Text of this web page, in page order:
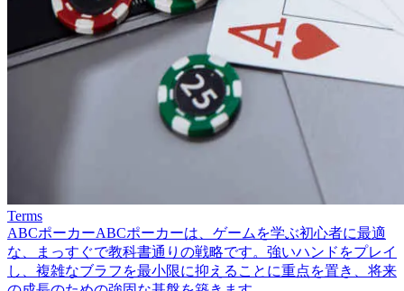
Terms
ABCポーカーABCポーカーは、ゲームを学ぶ初心者に最適
な、まっすぐで教科書通りの戦略です。強いハンドをプレイ
し、複雑なブラフを最小限に抑えることに重点を置き、将来